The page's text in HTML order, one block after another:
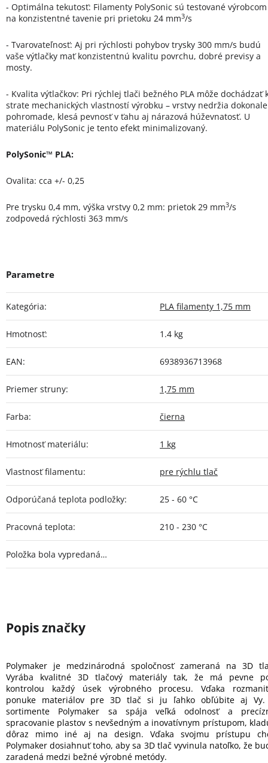
- Optimálna tekutosť: Filamenty PolySonic sú testované výrobcom
na konzistentné tavenie pri prietoku 24 mm3/s
- Tvarovateľnosť: Aj pri rýchlosti pohybov trysky 300 mm/s budú
vaše výtlačky mať konzistentnú kvalitu povrchu, dobré previsy a
mosty.
- Kvalita výtlačkov: Pri rýchlej tlači bežného PLA môže dochádzať
strate mechanických vlastností výrobku – vrstvy nedržia dokonale
pohromade, klesá pevnosť v ťahu aj nárazová húževnatosť. U
materiálu PolySonic je tento efekt minimalizovaný.
PolySonic™ PLA:
Ovalita: cca +/- 0,25
Pre trysku 0,4 mm, výška vrstvy 0,2 mm: prietok 29 mm3/s
zodpovedá rýchlosti 363 mm/s
Kategória: PLA filamenty 1,75 mm
Hmotnosť: 1.4 kg
EAN: 6938936713968
Priemer struny: 1,75 mm
Farba: čierna
Hmotnosť materiálu: 1 kg
Vlastnosť filamentu: pre rýchlu tlač
Odporúčaná teplota podložky: 25 - 60 °C
Pracovná teplota: 210 - 230 °C
Položka bola vypredaná…
Polymaker je medzinárodná spoločnosť zameraná na 3D
Vyrába kvalitné 3D tlačový materiály tak, že má pevne
kontrolou každý úsek výrobného procesu. Vďaka
ponuke materiálov pre 3D tlač si ju ľahko obľúbite aj Vy.
sortimente Polymaker sa spája veľká odolnosť a
spracovanie plastov s nevšedným a inovatívnym prístupom,
dôraz mimo iné aj na design. Vďaka svojmu prístupu
Polymaker dosiahnuť toho, aby sa 3D tlač vyvinula natoľko, že
zaradená medzi bežné výrobné metódy.